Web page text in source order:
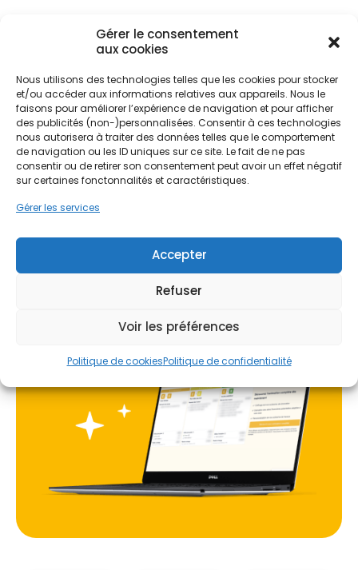
Gérer le consentement
aux cookies
Nous utilisons des technologies telles que les cookies pour stocker
et/ou accéder aux informations relatives aux appareils. Nous le
faisons pour améliorer l’expérience de navigation et pour afficher
des publicités (non-)personnalisées. Consentir à ces technologies
nous autorisera à traiter des données telles que le comportement
de navigation ou les ID uniques sur ce site. Le fait de ne pas
consentir ou de retirer son consentement peut avoir un effet négatif
sur certaines fonctonnalités et caractéristiques.
Gérer les services
Accepter
Refuser
Voir les préférences
Politique de cookiesPolitique de confidentialité
L'habitat bayonnais est tout aussi singulier, mêlant
charme historique et spécificités régionales. Qu'il
s'agisse des maisons basques traditionnelles, des
colombages du Petit Bayonne ou des
constructions en pierres des Pyrénées à Saint-
Esprit, chaque logement possède ses propres défis
d'isolation thermique. L'air salin, omniprésent en
impose également le choix d'équipements
qu'expert de la rénovation habitat en Nouvelle-
Aquitaine, propose des installations de PAC
conçues pour durer dans cet environnement
exigeant, assurant un confort optimal du Grand
Bayonne jusqu'aux quartiers d'Aritxague.
Ne passez pas à côté de vos
aides !
Faites vite, les budgets
MaPrimeRénov' sont annuels et
limités. Les dossiers sont traités
par ordre d'arrivée.
Contactez-nous maintenant
pour maximiser vos aides !
Je prends rdv !